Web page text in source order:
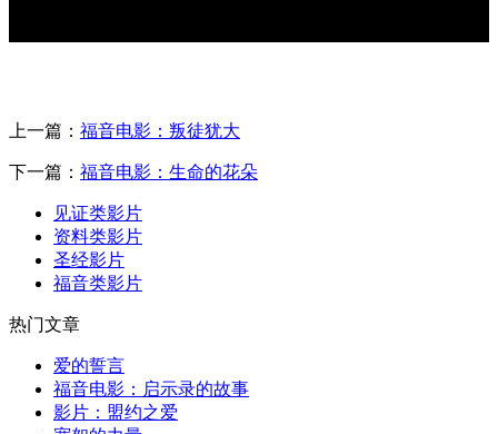
上一篇： 福音电影：叛徒犹大
下一篇： 福音电影：生命的花朵
见证类影片
资料类影片
圣经影片
福音类影片
热门文章
爱的誓言
福音电影：启示录的故事
影片：盟约之爱